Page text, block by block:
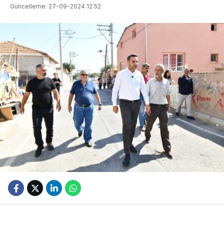
Güncelleme: 27-09-2024 12:52